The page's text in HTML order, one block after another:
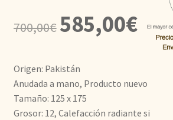
700,00€
El
precio
era:
700,00€.
585,00€El
precio
es:
Origen: Pakistán
Anudada a mano, Producto nuevo
Tamaño: 125 x 175
Grosor: 12, Calefacción radiante si